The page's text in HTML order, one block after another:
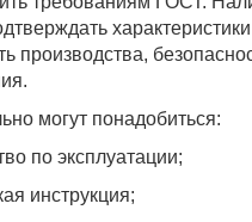
производства,
могут понадобиться:
по эксплуатации;
инструкция;